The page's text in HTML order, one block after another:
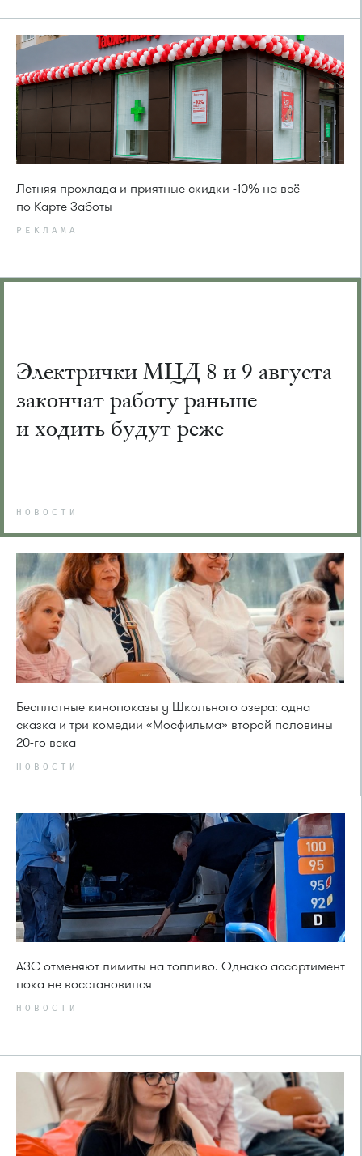
Летняя прохлада и приятные скидки -10% на всё
по Карте Заботы
РЕКЛАМА
Электрички МЦД 8 и 9 августа
закончат работу раньше
и ходить будут реже
НОВОСТИ
Бесплатные кинопоказы у Школьного озера: одна
сказка и три комедии «Мосфильма» второй половины
20-го века
НОВОСТИ
АЗС отменяют лимиты на топливо. Однако ассортимент
пока не восстановился
НОВОСТИ